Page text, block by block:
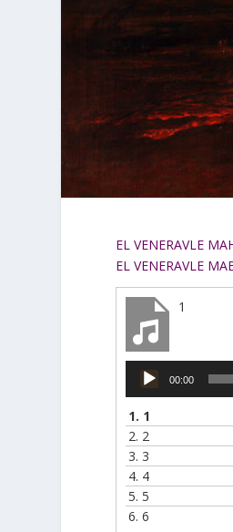
EL VENERAVLE
EL VENERAVLE
1
Reproductor
00:00
1. 1
2. 2
3. 3
4. 4
5.5
6.6